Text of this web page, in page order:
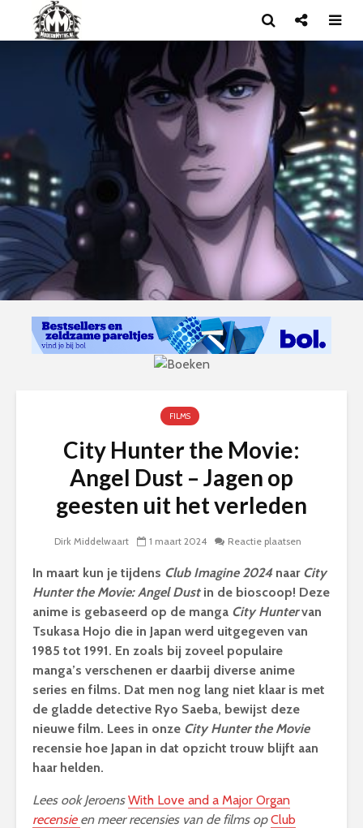
FILMS
City Hunter the Movie:
Angel Dust – Jagen op
geesten uit het verleden
Dirk Middelwaart 1 maart 2024 Reactie plaatsen
In maart kun je tijdens Club Imagine 2024naar City
Hunter the Movie: Angel Dustin de bioscoop! Deze
anime is gebaseerd op de manga City Huntervan
Tsukasa Hojo die in Japan werd uitgegeven van
1985 tot 1991. En zoals bij zoveel populaire
manga’s verschenen er daarbij diverse anime
series en films. Dat men nog lang niet klaar is met
de gladde detective Ryo Saeba, bewijst deze
nieuwe film. Lees in onze City Hunter the Movie
recensie hoe Japan in dat opzicht trouw blijft aan
haar helden.
Lees ook Jeroens With Love and a Major Organ
recensie en meer recensies van de films opClub